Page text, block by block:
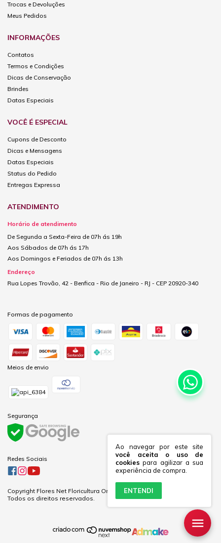
Ao navegar por este site
você aceita o uso de
cookies para agilizar a sua
experiência de compra.
ENTENDI
Trocas e Devoluções
Meus Pedidos
INFORMAÇÕES
Contatos
Termos e Condições
Dicas de Conservação
Brindes
Datas Especiais
VOCÊ É ESPECIAL
Cupons de Desconto
Dicas e Mensagens
Datas Especiais
Status do Pedido
Entregas Expressa
ATENDIMENTO
Horário de atendimento
De Segunda a Sexta-Feira de 07h ás 19h
Aos Sábados de 07h ás 17h
Aos Domingos e Feriados de 07h ás 13h
Endereço
Rua Lopes Trovão, 42 - Benfica - Rio de Janeiro - RJ - CEP 20920-340
Formas de pagamento
Meios de envio
Segurança
Redes Sociais
Copyright Flores Net Floricultura Online Ltda - 60281691000170 - 2026.
Todos os direitos reservados.